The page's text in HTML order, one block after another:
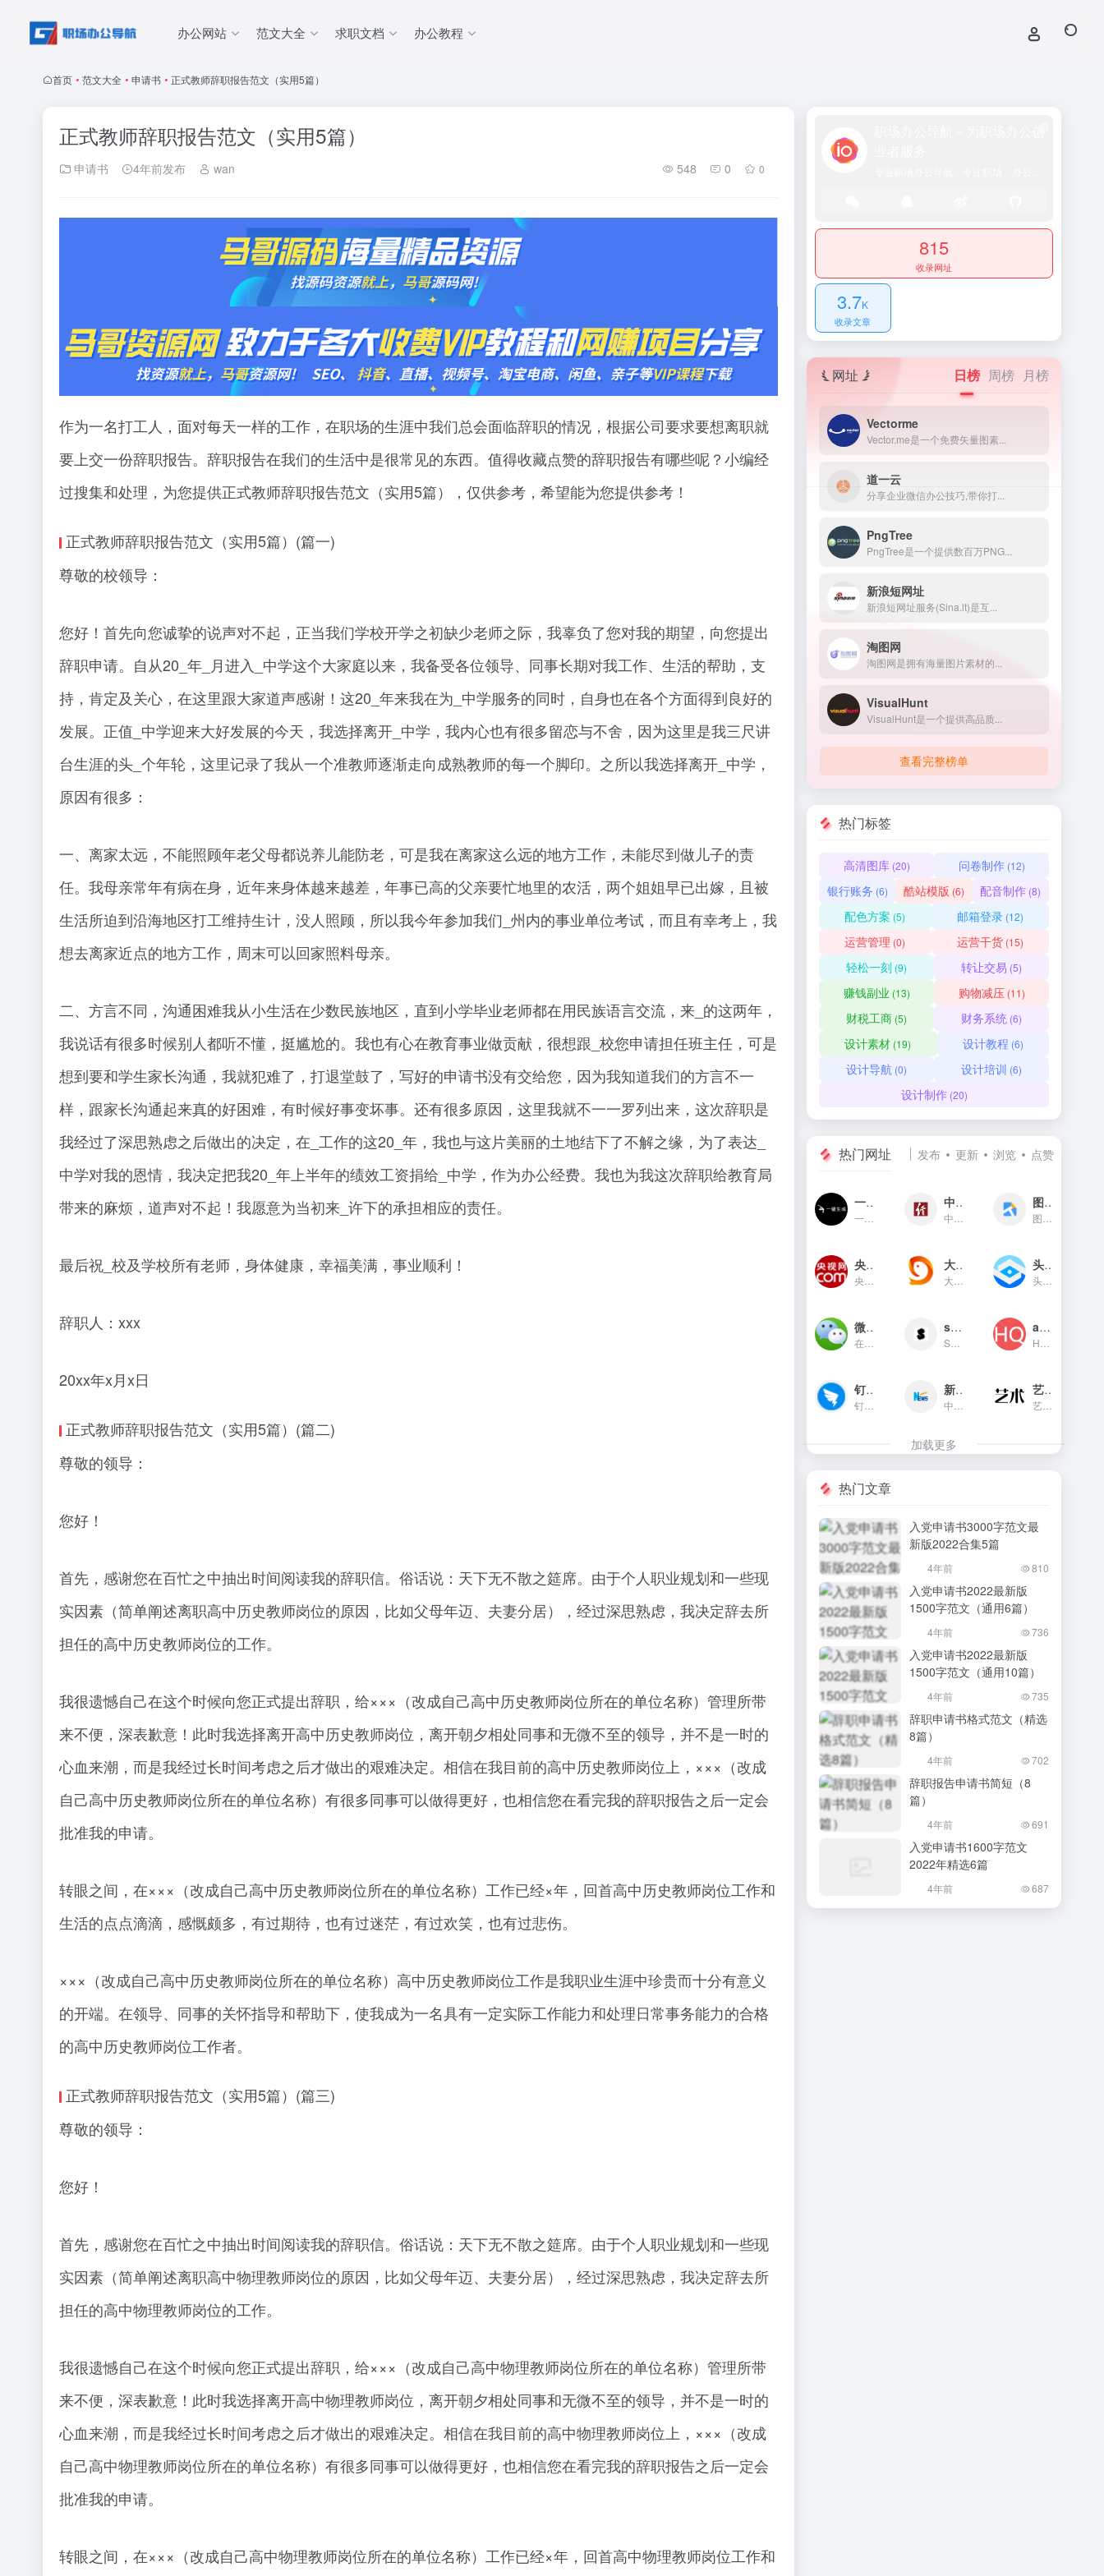
办公网站 范文大全 求职文档 办公教程
首页 • 范文大全 • 申请书 • 正式教师辞职报告范文（实用5篇）
正式教师辞职报告范文（实用5篇）
申请书 4年前发布 wan 548 0 0
作为一名打工人，面对每天一样的工作，在职场的生涯中我们总会面临辞职的情况，根据公司要求要想离职就
要上交一份辞职报告。辞职报告在我们的生活中是很常见的东西。值得收藏点赞的辞职报告有哪些呢？小编经
过搜集和处理，为您提供正式教师辞职报告范文（实用5篇），仅供参考，希望能为您提供参考！
正式教师辞职报告范文（实用5篇）(篇一)
尊敬的校领导：
您好！首先向您诚挚的说声对不起，正当我们学校开学之初缺少老师之际，我辜负了您对我的期望，向您提出
辞职申请。自从20_年_月进入_中学这个大家庭以来，我备受各位领导、同事长期对我工作、生活的帮助，支
持，肯定及关心，在这里跟大家道声感谢！这20_年来我在为_中学服务的同时，自身也在各个方面得到良好的
发展。正值_中学迎来大好发展的今天，我选择离开_中学，我内心也有很多留恋与不舍，因为这里是我三尺讲
台生涯的头_个年轮，这里记录了我从一个准教师逐渐走向成熟教师的每一个脚印。之所以我选择离开_中学，
原因有很多：
一、离家太远，不能照顾年老父母都说养儿能防老，可是我在离家这么远的地方工作，未能尽到做儿子的责
任。我母亲常年有病在身，近年来身体越来越差，年事已高的父亲要忙地里的农活，两个姐姐早已出嫁，且被
生活所迫到沿海地区打工维持生计，没人照顾，所以我今年参加我们_州内的事业单位考试，而且有幸考上，我
想去离家近点的地方工作，周末可以回家照料母亲。
二、方言不同，沟通困难我从小生活在少数民族地区，直到小学毕业老师都在用民族语言交流，来_的这两年，
我说话有很多时候别人都听不懂，挺尴尬的。我也有心在教育事业做贡献，很想跟_校您申请担任班主任，可是
想到要和学生家长沟通，我就犯难了，打退堂鼓了，写好的申请书没有交给您，因为我知道我们的方言不一
样，跟家长沟通起来真的好困难，有时候好事变坏事。还有很多原因，这里我就不一一罗列出来，这次辞职是
我经过了深思熟虑之后做出的决定，在_工作的这20_年，我也与这片美丽的土地结下了不解之缘，为了表达_
中学对我的恩情，我决定把我20_年上半年的绩效工资捐给_中学，作为办公经费。我也为我这次辞职给教育局
带来的麻烦，道声对不起！我愿意为当初来_许下的承担相应的责任。
最后祝_校及学校所有老师，身体健康，幸福美满，事业顺利！
辞职人：xxx
20xx年x月x日
正式教师辞职报告范文（实用5篇）(篇二)
尊敬的领导：
您好！
首先，感谢您在百忙之中抽出时间阅读我的辞职信。俗话说：天下无不散之筵席。由于个人职业规划和一些现
实因素（简单阐述离职高中历史教师岗位的原因，比如父母年迈、夫妻分居），经过深思熟虑，我决定辞去所
担任的高中历史教师岗位的工作。
我很遗憾自己在这个时候向您正式提出辞职，给×××（改成自己高中历史教师岗位所在的单位名称）管理所带
来不便，深表歉意！此时我选择离开高中历史教师岗位，离开朝夕相处同事和无微不至的领导，并不是一时的
心血来潮，而是我经过长时间考虑之后才做出的艰难决定。相信在我目前的高中历史教师岗位上，×××（改成
自己高中历史教师岗位所在的单位名称）有很多同事可以做得更好，也相信您在看完我的辞职报告之后一定会
批准我的申请。
转眼之间，在×××（改成自己高中历史教师岗位所在的单位名称）工作已经×年，回首高中历史教师岗位工作和
生活的点点滴滴，感慨颇多，有过期待，也有过迷茫，有过欢笑，也有过悲伤。
×××（改成自己高中历史教师岗位所在的单位名称）高中历史教师岗位工作是我职业生涯中珍贵而十分有意义
的开端。在领导、同事的关怀指导和帮助下，使我成为一名具有一定实际工作能力和处理日常事务能力的合格
的高中历史教师岗位工作者。
正式教师辞职报告范文（实用5篇）(篇三)
尊敬的领导：
您好！
首先，感谢您在百忙之中抽出时间阅读我的辞职信。俗话说：天下无不散之筵席。由于个人职业规划和一些现
实因素（简单阐述离职高中物理教师岗位的原因，比如父母年迈、夫妻分居），经过深思熟虑，我决定辞去所
担任的高中物理教师岗位的工作。
我很遗憾自己在这个时候向您正式提出辞职，给×××（改成自己高中物理教师岗位所在的单位名称）管理所带
来不便，深表歉意！此时我选择离开高中物理教师岗位，离开朝夕相处同事和无微不至的领导，并不是一时的
心血来潮，而是我经过长时间考虑之后才做出的艰难决定。相信在我目前的高中物理教师岗位上，×××（改成
自己高中物理教师岗位所在的单位名称）有很多同事可以做得更好，也相信您在看完我的辞职报告之后一定会
批准我的申请。
转眼之间，在×××（改成自己高中物理教师岗位所在的单位名称）工作已经×年，回首高中物理教师岗位工作和
815
收录网址
3.7K
收录文章
网址 日榜 周榜 月榜
Vectorme
Vector.me是一个免费矢量图素...
道一云
分享企业微信办公技巧,带你打...
PngTree
PngTree是一个提供数百万PNG...
新浪短网址
新浪短网址服务(Sina.lt)是互...
淘图网
淘图网是拥有海量图片素材的...
VisualHunt
VisualHunt是一个提供高品质...
查看完整榜单
热门标签
高清图库(20) 问卷制作(12)
银行账务 (6) 酷站模版 (6) 配音制作 (8)
配色方案 (5) 邮箱登录(12)
运营管理 (0) 运营干货(15)
轻松一刻 (9) 转让交易 (5)
赚钱副业 (13) 购物减压(11)
财税工商 (5) 财务系统 (6)
设计素材 (19) 设计教程 (6)
设计导航 (0) 设计培训 (6)
设计制作(20)
热门网址 发布 更新 浏览 点赞
一键生成 中国经济网 图贴士
央视网新闻频道(cctv.com) 大鱼号官网 头条指数
微信对话生成器 soogif动图
SOOGIF提供搞笑、表情、美女...
app图标生成
钉钉官网 新华网 艺术字体在线生成器
加载更多
热门文章
入党申请书3000字范文最
新版2022合集5篇
4年前 810
入党申请书2022最新版
1500字范文（通用6篇）
4年前 736
入党申请书2022最新版
1500字范文（通用10篇）
4年前 735
辞职申请书格式范文（精选
8篇）
4年前 702
辞职报告申请书简短（8
篇）
4年前 691
入党申请书1600字范文
2022年精选6篇
4年前 687